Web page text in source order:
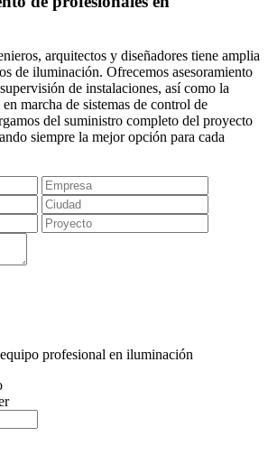
arquitectos y diseñadores tiene amplia
de iluminación. Ofrecemos asesoramiento
de instalaciones, así como la
marcha de sistemas de control de
del suministro completo del proyecto
siempre la mejor opción para cada
profesional en iluminación